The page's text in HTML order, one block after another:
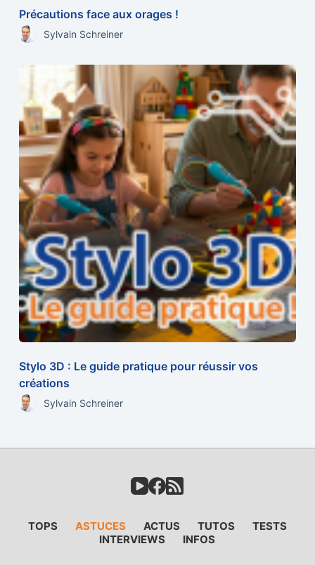
Précautions face aux orages !
Sylvain Schreiner
Stylo 3D : Le guide pratique pour réussir vos
créations
Sylvain Schreiner
TOPS ASTUCES ACTUS TUTOS
TESTS
INTERVIEWS
INFOS